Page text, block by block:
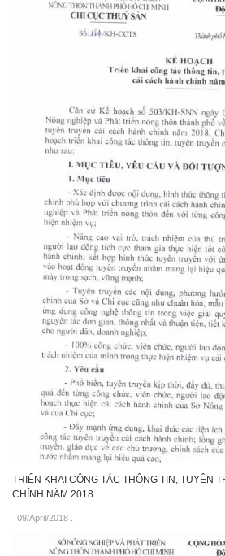
TRIỂN KHAI CÔNG TÁC THÔNG TIN, TUYÊN
CHÍNH NĂM 2018
09/April/2018 .